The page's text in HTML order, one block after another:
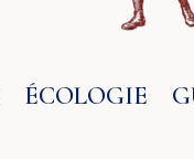
ÉCOLOGIE